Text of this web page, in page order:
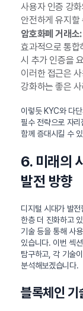
사용자 인증 강
안전하게 유지할
암호화폐 거래소:
효과적으로 통합
시 추가 인증을
이러한 접근은
강화하는 좋은
이렇듯 KYC와 다
필수 전략으로 자
함께 증대시킬 수
6. 미래의
발전 방향
디지털 시대가 발전
한층 더 진화하고
기술 등을 통해 사
있습니다. 이번 섹
탐구하고, 각 기술
분석해보겠습니다.
블록체인 기